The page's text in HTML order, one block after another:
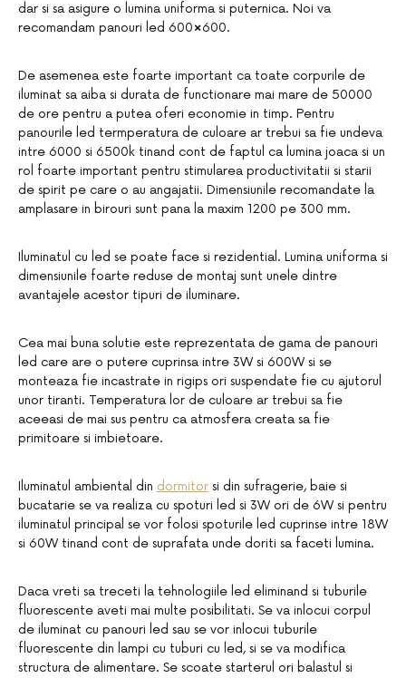
dar si sa asigure o lumina uniforma si puternica. Noi va
recomandam panouri led 600×600.
De asemenea este foarte important ca toate corpurile de
iluminat sa aiba si durata de functionare mai mare de 50000
de ore pentru a putea oferi economie in timp. Pentru
panourile led termperatura de culoare ar trebui sa fie undeva
intre 6000 si 6500k tinand cont de faptul ca lumina joaca si un
rol foarte important pentru stimularea productivitatii si starii
de spirit pe care o au angajatii. Dimensiunile recomandate la
amplasare in birouri sunt pana la maxim 1200 pe 300 mm.
Iluminatul cu led se poate face si rezidential. Lumina uniforma si
dimensiunile foarte reduse de montaj sunt unele dintre
avantajele acestor tipuri de iluminare.
Cea mai buna solutie este reprezentata de gama de panouri
led care are o putere cuprinsa intre 3W si 600W si se
monteaza fie incastrate in rigips ori suspendate fie cu ajutorul
unor tiranti. Temperatura lor de culoare ar trebui sa fie
aceeasi de mai sus pentru ca atmosfera creata sa fie
primitoare si imbietoare.
Iluminatul ambiental din dormitor si din sufragerie, baie si
bucatarie se va realiza cu spoturi led si 3W ori de 6W si pentru
iluminatul principal se vor folosi spoturile led cuprinse intre 18W
si 60W tinand cont de suprafata unde doriti sa faceti lumina.
Daca vreti sa treceti la tehnologiile led eliminand si tuburile
fluorescente aveti mai multe posibilitati. Se va inlocui corpul
de iluminat cu panouri led sau se vor inlocui tuburile
fluorescente din lampi cu tuburi cu led, si se va modifica
structura de alimentare. Se scoate starterul ori balastul si